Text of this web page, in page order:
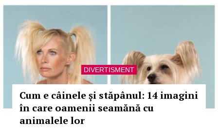
DIVERTISMENT
Cum e câinele și stăpânul: 14 imagini
în care oamenii seamănă cu
animalele lor